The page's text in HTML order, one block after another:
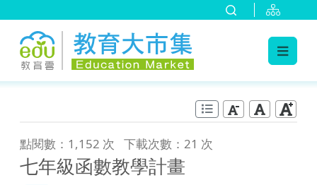
點閱數：1,152 次 下載次數：21 次
七年級函數教學計畫